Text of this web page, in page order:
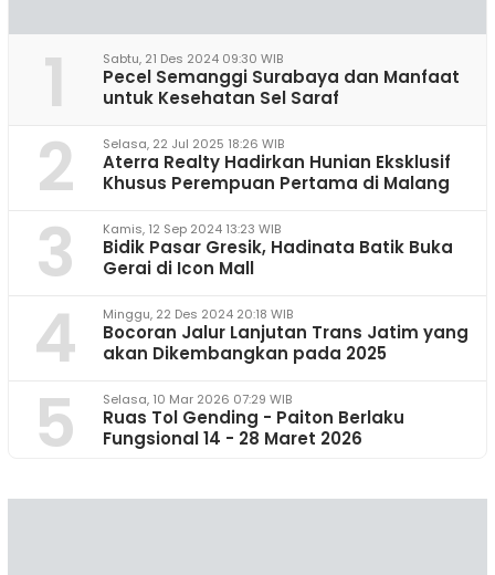
1 Sabtu, 21 Des 2024 09:30 WIB
Pecel Semanggi Surabaya dan Manfaat
untuk Kesehatan Sel Saraf
2 Selasa, 22 Jul 2025 18:26 WIB
Aterra Realty Hadirkan Hunian Eksklusif
Khusus Perempuan Pertama di Malang
3 Kamis, 12 Sep 2024 13:23 WIB
Bidik Pasar Gresik, Hadinata Batik Buka
Gerai di Icon Mall
4 Minggu, 22 Des 2024 20:18 WIB
Bocoran Jalur Lanjutan Trans Jatim yang
akan Dikembangkan pada 2025
5 Selasa, 10 Mar 2026 07:29 WIB
Ruas Tol Gending - Paiton Berlaku
Fungsional 14 - 28 Maret 2026